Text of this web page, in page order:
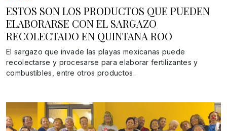
ESTOS SON LOS PRODUCTOS QUE PUEDEN
ELABORARSE CON EL SARGAZO
RECOLECTADO EN QUINTANA ROO
El sargazo que invade las playas mexicanas puede
recolectarse y procesarse para elaborar fertilizantes y
combustibles, entre otros productos.